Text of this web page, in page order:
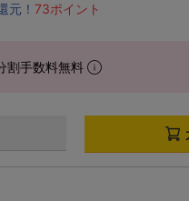
元！ 73ポイント
割手数料無料